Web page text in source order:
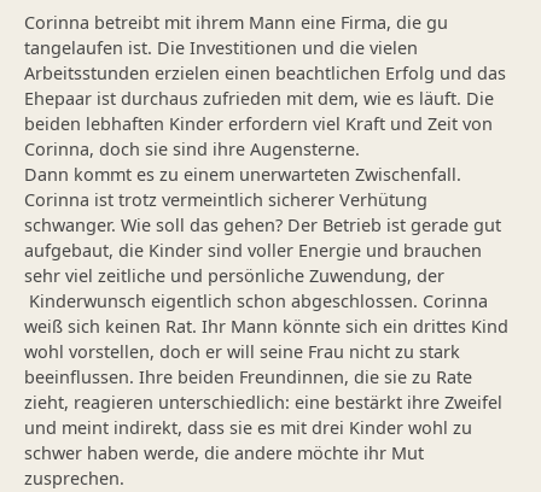
Corinna betreibt mit ihrem Mann eine Firma, die gu
tangelaufen ist. Die Investitionen und die vielen
Arbeitsstunden erzielen einen beachtlichen Erfolg und das
Ehepaar ist durchaus zufrieden mit dem, wie es läuft. Die
beiden lebhaften Kinder erfordern viel Kraft und Zeit von
Corinna, doch sie sind ihre Augensterne.
Dann kommt es zu einem unerwarteten Zwischenfall.
Corinna ist trotz vermeintlich sicherer Verhütung
schwanger. Wie soll das gehen? Der Betrieb ist gerade gut
aufgebaut, die Kinder sind voller Energie und brauchen
sehr viel zeitliche und persönliche Zuwendung, der
Kinderwunsch eigentlich schon abgeschlossen. Corinna
weiß sich keinen Rat. Ihr Mann könnte sich ein drittes Kind
wohl vorstellen, doch er will seine Frau nicht zu stark
beeinflussen. Ihre beiden Freundinnen, die sie zu Rate
zieht, reagieren unterschiedlich: eine bestärkt ihre Zweifel
und meint indirekt, dass sie es mit drei Kinder wohl zu
schwer haben werde, die andere möchte ihr Mut
zusprechen.